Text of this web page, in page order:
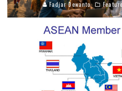
Fadjar Dewanto